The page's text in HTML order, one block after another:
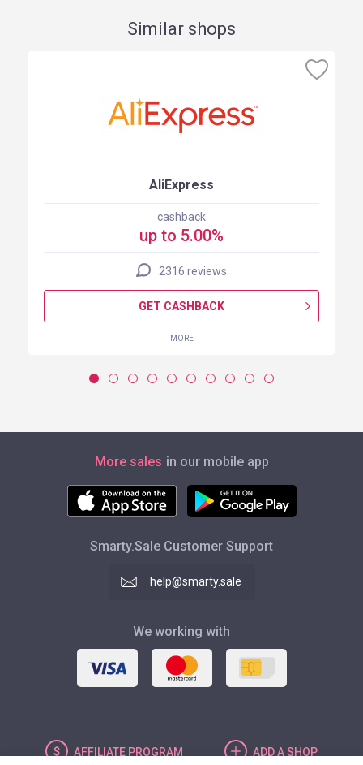
Similar shops
AliExpress
cashback
up to 5.00%
2316 reviews
GET CASHBACK
MORE
More sales in our mobile app
Smarty.Sale Customer Support
help@smarty.sale
We working with
AFFILIATE PROGRAM ADDA SHOP